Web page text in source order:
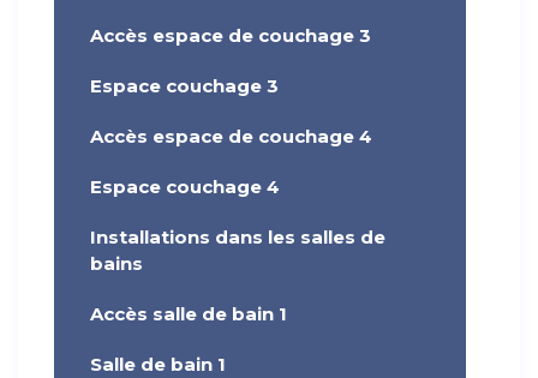
Accès espace de couchage 3
Espace couchage 3
Accès espace de couchage 4
Espace couchage 4
Installations dans les salles de
bains
Accès salle de bain 1
Salle de bain 1